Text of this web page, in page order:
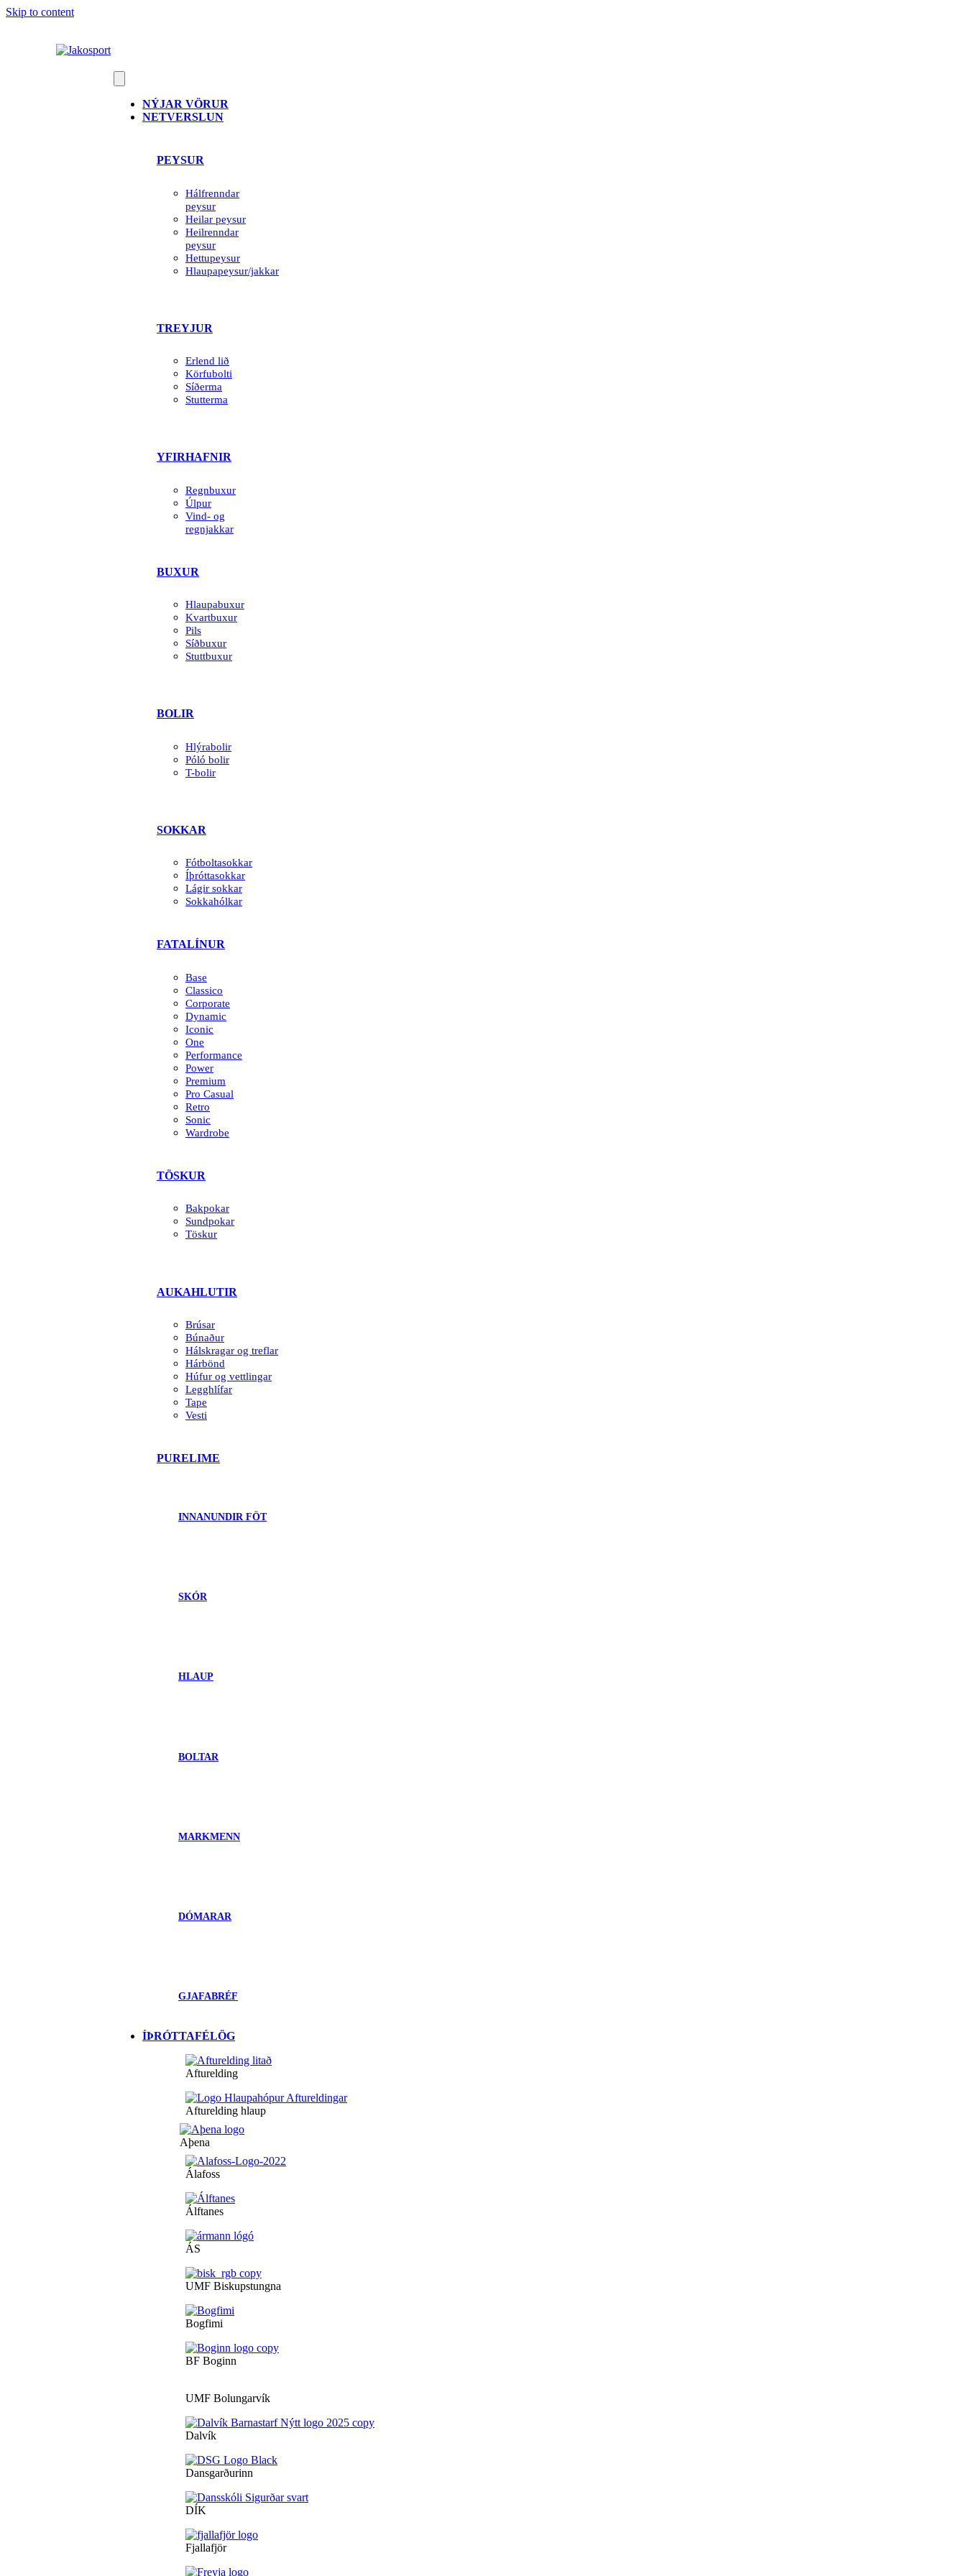
Skip to content
NÝJAR VÖRUR
NETVERSLUN
PEYSUR
Hálfrenndar
peysur
Heilar peysur
Heilrenndar
peysur
Hettupeysur
Hlaupapeysur/jakkar
TREYJUR
Erlend lið
Körfubolti
Síðerma
Stutterma
YFIRHAFNIR
Regnbuxur
Úlpur
Vind- og
regnjakkar
BUXUR
Hlaupabuxur
Kvartbuxur
Pils
Síðbuxur
Stuttbuxur
BOLIR
Hlýrabolir
Póló bolir
T-bolir
SOKKAR
Fótboltasokkar
Íþróttasokkar
Lágir sokkar
Sokkahólkar
FATALÍNUR
Base
Classico
Corporate
Dynamic
Iconic
One
Performance
Power
Premium
Pro Casual
Retro
Sonic
Wardrobe
TÖSKUR
Bakpokar
Sundpokar
Töskur
AUKAHLUTIR
Brúsar
Búnaður
Hálskragar og treflar
Hárbönd
Húfur og vettlingar
Legghlífar
Tape
Vesti
PURELIME
INNANUNDIR FÖT
SKÓR
HLAUP
BOLTAR
MARKMENN
DÓMARAR
GJAFABRÉF
ÍÞRÓTTAFÉLÖG
Afturelding
Afturelding hlaup
Aþena
Álafoss
Álftanes
ÁS
UMF Biskupstungna
Bogfimi
BF Boginn
UMF Bolungarvík
Dalvík
Dansgarðurinn
DÍK
Fjallafjör